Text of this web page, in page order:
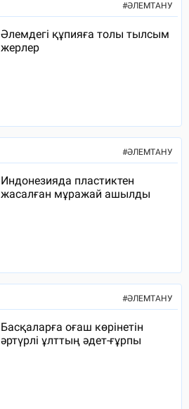
#ӘЛЕМТАНУ
Әлемдегі құпияға толы тылсым
жерлер
#ӘЛЕМТАНУ
Индонезияда пластиктен
жасалған мұражай ашылды
#ӘЛЕМТАНУ
Басқаларға оғаш көрінетін
әртүрлі ұлттың әдет-ғұрпы